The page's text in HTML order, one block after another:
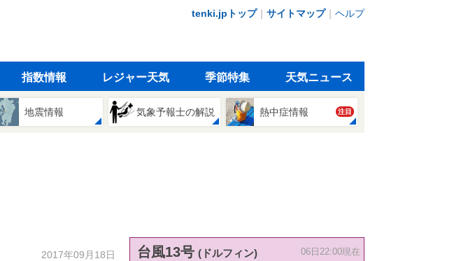
tenki.jpトップ｜ サイトマップ｜ ヘルプ
指数情報 レジャー天気 季節特集 天気ニュース
地震情報 気象予報士の解説 熱中症情報 注目
2017年09月18日 台風13号 (ドルフィン) 06日22:00現在